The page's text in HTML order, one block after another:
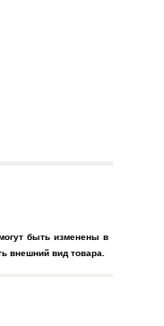
быть изменены в
внешний вид товара.